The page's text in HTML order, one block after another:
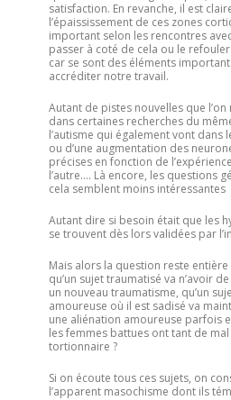
satisfaction. En revanche, il est
l’épaississement de ces zones
important selon les rencontres
passer à coté de cela ou le
car se sont des éléments
accréditer notre travail.
Autant de pistes nouvelles que
dans certaines recherches du
l’autisme qui également vont dans
ou d’une augmentation des
précises en fonction de
l’autre…. Là encore, les questions
cela semblent moins intéressantes
Autant dire si besoin était que les
se trouvent dès lors validées par
Mais alors la question reste
qu’un sujet traumatisé va n’avoir
un nouveau traumatisme, qu’un
amoureuse où il est sadisé va
une aliénation amoureuse parfois
les femmes battues ont tant de
tortionnaire ?
Si on écoute tous ces sujets, on
l’apparent masochisme dont ils